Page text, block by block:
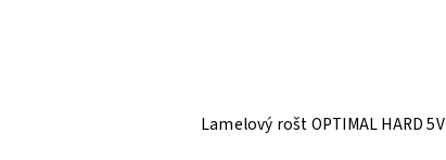
Lamelový rošt OPTIMAL HARD 5V